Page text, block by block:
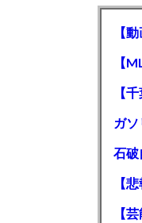
【
石
【